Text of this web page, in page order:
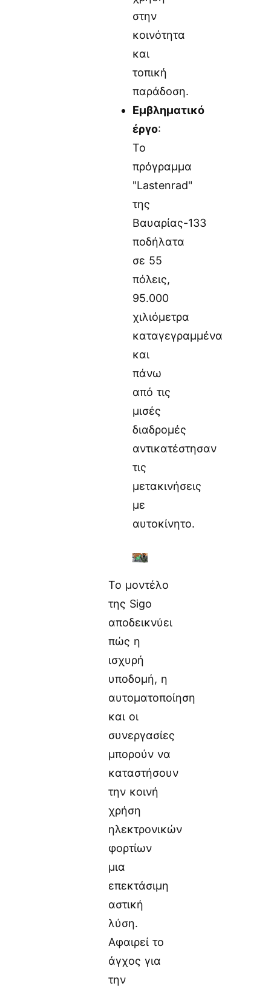
στην
κοινότητα
και
τοπική
παράδοση.
Εμβληματικό
έργο:
Το
πρόγραμμα
"Lastenrad"
της
Βαυαρίας-133
ποδήλατα
σε 55
πόλεις,
95.000
χιλιόμετρα
καταγεγραμμένα
και
πάνω
από τις
μισές
διαδρομές
αντικατέστησαν
τις
μετακινήσεις
με
αυτοκίνητο.
Το μοντέλο
της Sigo
αποδεικνύει
πώς η
ισχυρή
υποδομή, η
αυτοματοποίηση
και οι
συνεργασίες
μπορούν να
καταστήσουν
την κοινή
χρήση
ηλεκτρονικών
φορτίων
μια
επεκτάσιμη
αστική
λύση.
Αφαιρεί το
άγχος για
την